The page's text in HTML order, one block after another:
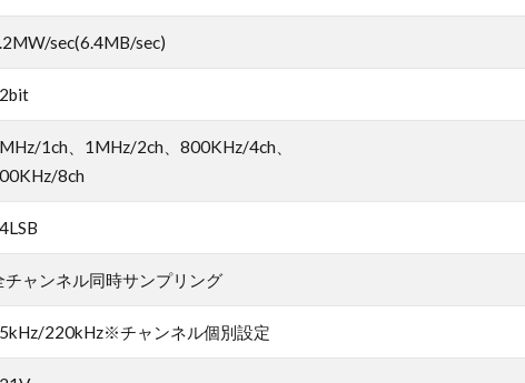
sec(6.4MB/sec)
1ch、1MHz/2ch、800KHz/4ch、
8ch
チャンネル同時サンプリング
220kHz※チャンネル個別設定